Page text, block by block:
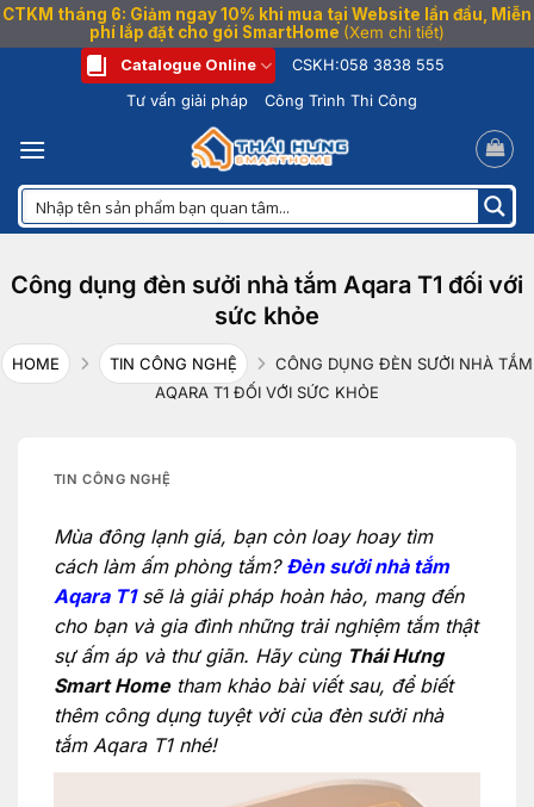
CTKM tháng 6: Giảm ngay 10% khi mua tại Website lần đầu, Miễn
phí lắp đặt cho gói SmartHome (Xem chi tiết)
dung
Catalogue Online CSKH:058 3838 555
Tư vấn giải pháp
Công Trình Thi Công
Công dụng đèn sưởi nhà tắm Aqara T1 đối với
sức khỏe
HOME TIN CÔNG NGHỆ
CÔNG DỤNG ĐÈN SƯỞI NHÀ TẮM
AQARA T1 ĐỐI VỚI SỨC KHỎE
TIN CÔNG NGHỆ
Mùa đông lạnh giá, bạn còn loay hoay tìm
cách làm ấm phòng tắm? Đèn sưởi nhà tắm
Aqara T1sẽ là giải pháp hoàn hảo, mang đến
cho bạn và gia đình những trải nghiệm tắm thật
sự ấm áp và thư giãn. Hãy cùng Thái Hưng
Smart Hometham khảo bài viết sau, để biết
thêm công dụng tuyệt vời của đèn sưởi nhà
tắm Aqara T1 nhé!